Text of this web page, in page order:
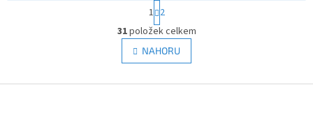
O
v
l
á
t
r
á
n
k
v
1 2
31položek celkem
NAHORU